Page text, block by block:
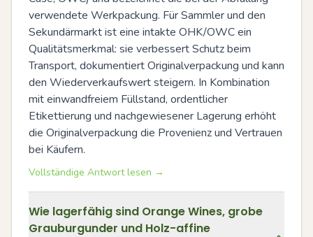
verwendete Werkpackung. Für Sammler und den
Sekundärmarkt ist eine intakte OHK/OWC ein
Qualitätsmerkmal: sie verbessert Schutz beim
Transport, dokumentiert Originalverpackung und kann
den Wiederverkaufswert steigern. In Kombination
mit einwandfreiem Füllstand, ordentlicher
Etikettierung und nachgewiesener Lagerung erhöht
die Originalverpackung die Provenienz und Vertrauen
bei Käufern.
Vollständige Antwort lesen →
Wie lagerfähig sind Orange Wines, grobe
Grauburgunder und Holz-affine